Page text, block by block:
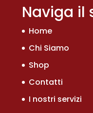
Naviga il
Home
Chi Siamo
Shop
Contatti
I nostri servizi